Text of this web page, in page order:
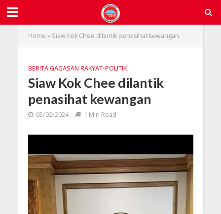
Home » Siaw Kok Chee dilantik penasihat kewangan
BERITA GAGASAN RAKYAT•POLITIK
Siaw Kok Chee dilantik
penasihat kewangan
05/02/2024 1 Min Read